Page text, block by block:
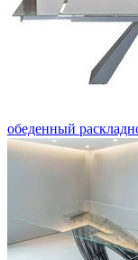
обеденный